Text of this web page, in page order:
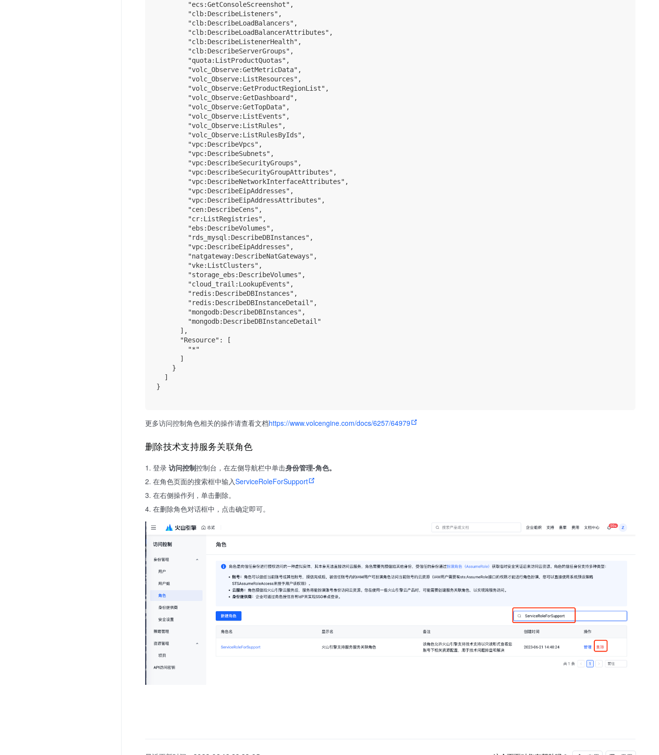
        "ecs:GetConsoleScreenshot",
        "clb:DescribeListeners",
        "clb:DescribeLoadBalancers",
        "clb:DescribeLoadBalancerAttributes",
        "clb:DescribeListenerHealth",
        "clb:DescribeServerGroups",
        "quota:ListProductQuotas",
        "volc_Observe:GetMetricData",
        "volc_Observe:ListResources",
        "volc_Observe:GetProductRegionList",
        "volc_Observe:GetDashboard",
        "volc_Observe:GetTopData",
        "volc_Observe:ListEvents",
        "volc_Observe:ListRules",
        "volc_Observe:ListRulesByIds",
        "vpc:DescribeVpcs",
        "vpc:DescribeSubnets",
        "vpc:DescribeSecurityGroups",
        "vpc:DescribeSecurityGroupAttributes",
        "vpc:DescribeNetworkInterfaceAttributes",
        "vpc:DescribeEipAddresses",
        "vpc:DescribeEipAddressAttributes",
        "cen:DescribeCens",
        "cr:ListRegistries",
        "ebs:DescribeVolumes",
        "rds_mysql:DescribeDBInstances",
        "vpc:DescribeEipAddresses",
        "natgateway:DescribeNatGateways",
        "vke:ListClusters",
        "storage_ebs:DescribeVolumes",
        "cloud_trail:LookupEvents",
        "redis:DescribeDBInstances",
        "redis:DescribeDBInstanceDetail",
        "mongodb:DescribeDBInstances",
        "mongodb:DescribeDBInstanceDetail"
      ],
      "Resource": [
        "*"
      ]
    }
  ]
}
更多访问控制角色相关的操作请查看文档https://www.volcengine.com/docs/6257/64979
删除技术支持服务关联角色
登录 访问控制控制台，在左侧导航栏中单击身份管理-角色。
在角色页面的搜索框中输入ServiceRoleForSupport
在右侧操作列，单击删除。
在删除角色对话框中，点击确定即可。